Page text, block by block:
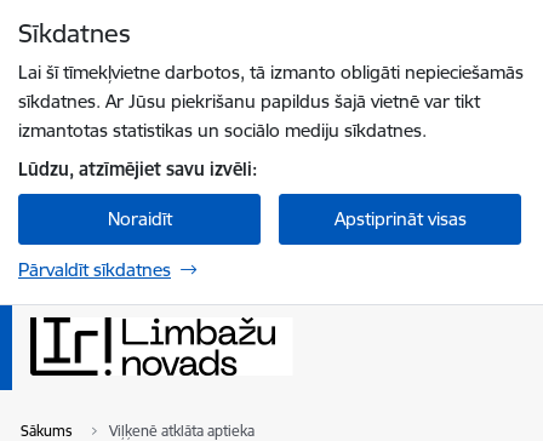
Sīkdatnes
Lai šī tīmekļvietne darbotos, tā izmanto obligāti nepieciešamās
sīkdatnes. Ar Jūsu piekrišanu papildus šajā vietnē var tikt
izmantotas statistikas un sociālo mediju sīkdatnes.
Lūdzu, atzīmējiet savu izvēli:
Noraidīt Apstiprināt visas
Pārvaldīt sīkdatnes
Sākums Viļķenē atklāta aptieka